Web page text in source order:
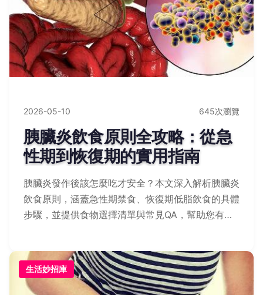
2026-05-10 645次瀏覽
胰臟炎飲食原則全攻略：從急
性期到恢復期的實用指南
胰臟炎發作後該怎麼吃才安全？本文深入解析胰臟炎
飲食原則，涵蓋急性期禁食、恢復期低脂飲食的具體
步驟，並提供食物選擇清單與常見QA，幫助您有效
生活妙招庫